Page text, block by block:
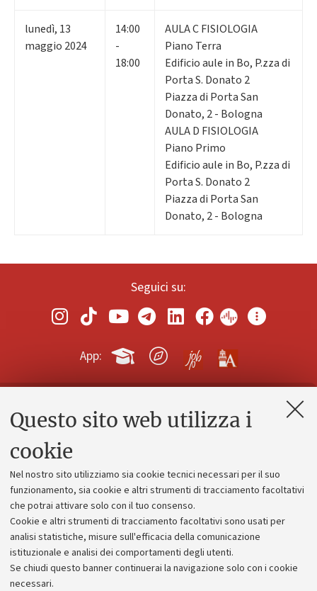
Questo sito web utilizza i
cookie
Nel nostro sito utilizziamo sia cookie tecnici necessari per il suo
funzionamento, sia cookie e altri strumenti di tracciamento facoltativi
che potrai attivare solo con il tuo consenso.
Cookie e altri strumenti di tracciamento facoltativi sono usati per
analisi statistiche, misure sull'efficacia della comunicazione
istituzionale e analisi dei comportamenti degli utenti.
Se chiudi questo banner continuerai la navigazione solo con i cookie
necessari.
lunedì, 13
maggio 2024
14:00
-
18:00
AULA C FISIOLOGIA
Piano Terra
Edificio aule in Bo, P.zza di
Porta S. Donato 2
Piazza di Porta San
Donato, 2 - Bologna
AULA D FISIOLOGIA
Piano Primo
Edificio aule in Bo, P.zza di
Porta S. Donato 2
Piazza di Porta San
Donato, 2 - Bologna
Seguici su:
App:
Contatti e PEC
Alumni community
Piano strategico
Bilanci
Donazioni e 5x1000
Merchandising - UniboStore